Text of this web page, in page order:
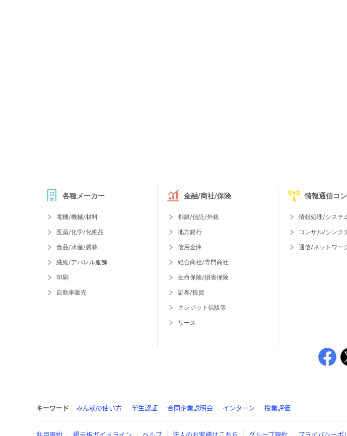
各種メーカー
電機/機械/材料
医薬/化学/化粧品
食品/水産/農林
繊維/アパレル服飾
印刷
自動車販売
金融/商社/保険
都銀/信託/外銀
地方銀行
信用金庫
総合商社/専門商社
生命保険/損害保険
証券/投資
クレジット信販等
リース
情報通信コ
情報処理/システ
コンサル/シンク
通信/ネットワー
キーワード みん就の使い方 学生認証 合同企業説明会 インターン 授業評価